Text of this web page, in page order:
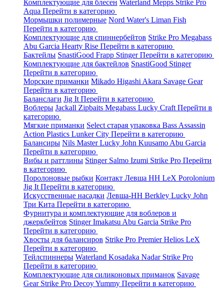
Комплектующие для блесен Waterland Mepps Strike Pro
Aqua Перейти в категорию
Мормышки полимерные Nord Water's Liman Fish
Перейти в категорию
Комплектующие для спиннербейтов Strike Pro Megabass
Abu Garcia Hearty Rise Перейти в категорию
Бактейлы SnastiGood Frapp StingerПерейти в категорию
Комплектующие для бактейлов SnastiGood Stinger
Перейти в категорию
Морские приманки Mikado Higashi Akara Savage Gear
Перейти в категорию
Баланслаги Jig It Перейти в категорию
Воблеры Jackall Zipbaits Megabass Lucky Craft Перейти в
категорию
Мягкие приманки Select старая упаковка Bass Assassin
Action Plastics Lunker City Перейти в категорию
Балансиры Nils MasterLucky John Kuusamo Abu Garcia
Перейти в категорию
Вибы и раттлины Stinger Salmo Izumi Strike Pro Перейти
в категорию
Поролоновые рыбки Контакт Левша НН LeX Porolonium
Jig It Перейти в категорию
Искусственные насадки Левша-НН Berkley Lucky John
Три Кита Перейти в категорию
Фурнитура и комплектующие для воблеров и
джеркбейтов StingerImakatsu Abu Garcia Strike Pro
Перейти в категорию
Хвосты для балансиров Strike Pro PremierHelios LeX
Перейти в категорию
Тейлспиннеры Waterland Kosadaka Nadar Strike Pro
Перейти в категорию
Комплектующие для силиконовых приманок Savage
Gear Strike Pro DecoyYummy Перейти в категорию